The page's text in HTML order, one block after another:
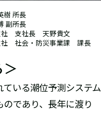
樹 所長
副所長
社 支社長 天野貴文
社 社会・防災事業課 課長
いる潮位予測システム
であり、長年に渡り